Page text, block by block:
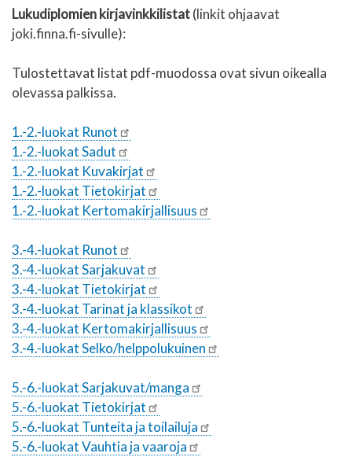
Lukudiplomien kirjavinkkilistat(linkit ohjaavat
joki.finna.fi-sivulle):
Tulostettavat listat pdf-muodossa ovat sivun oikealla
olevassa palkissa.
1.-2.-luokat Runot
1.-2.-luokat Sadut
1.-2.-luokat Kuvakirjat
1.-2.-luokat Tietokirjat
1.-2.-luokat Kertomakirjallisuus
3.-4.-luokat Runot
3.-4.-luokat Sarjakuvat
3.-4.-luokat Tietokirjat
3.-4.-luokat Tarinat ja klassikot
3.-4.-luokat Kertomakirjallisuus
3.-4.-luokat Selko/helppolukuinen
5.-6.-luokat Sarjakuvat/manga
5.-6.-luokat Tietokirjat
5.-6.-luokat Tunteita ja toilailuja
5.-6.-luokat Vauhtia ja vaaroja